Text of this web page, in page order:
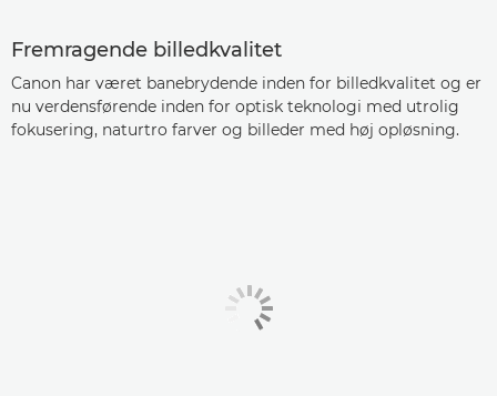
Fremragende billedkvalitet
Canon har været banebrydende inden for billedkvalitet og er
nu verdensførende inden for optisk teknologi med utrolig
fokusering, naturtro farver og billeder med høj opløsning.